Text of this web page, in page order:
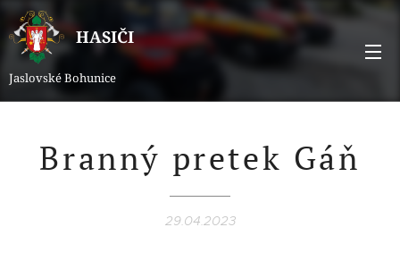
HASIČI
Jaslovské Bohunice
Branný pretek Gáň
29.04.2023